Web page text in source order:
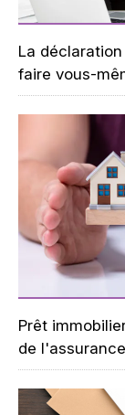
La
faire vous-
Prêt
de